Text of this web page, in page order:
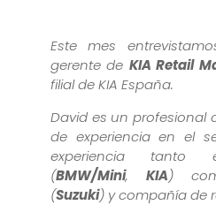
Este mes
gerente de KIA Retail
filial de KIA España.
David es un profesional
de experiencia en el
experiencia tanto
(BMW/Mini, KIA)
(Suzuki) y compañía de